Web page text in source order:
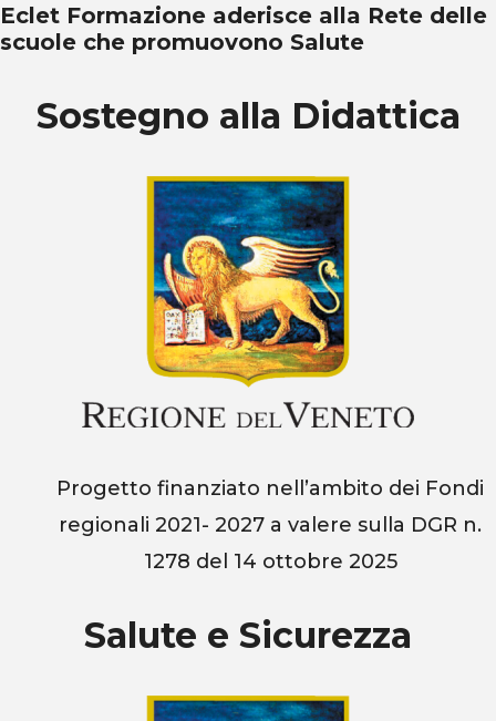
Eclet Formazione aderisce alla Rete delle
scuole che promuovono Salute
Sostegno alla Didattica
Progetto finanziato nell’ambito dei Fondi
regionali 2021- 2027 a valere sulla DGR n.
1278 del 14 ottobre 2025
Salute e Sicurezza